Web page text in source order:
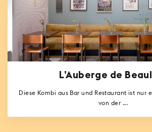
L’Auberge de
Diese Kombi aus Bar und Restaurant ist nur
von der ...